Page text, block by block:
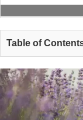
Table of